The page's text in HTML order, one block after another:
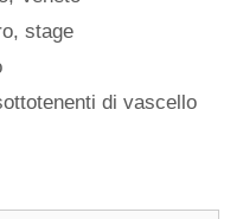
,stage
di vascello